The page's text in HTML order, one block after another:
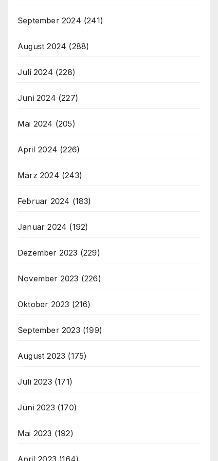
September 2024 (241)
August 2024 (288)
Juli 2024 (228)
Juni 2024 (227)
Mai 2024 (205)
April 2024 (226)
März 2024 (243)
Februar 2024 (183)
Januar 2024 (192)
Dezember 2023 (229)
November 2023 (226)
Oktober 2023 (216)
September 2023 (199)
August 2023 (175)
Juli 2023 (171)
Juni 2023 (170)
Mai 2023 (192)
April 2023 (164)